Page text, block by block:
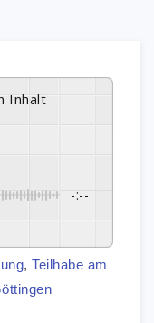
-:--
, Teilhabe am